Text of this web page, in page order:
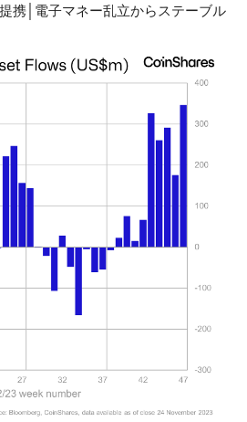
携│電子マネー乱立からステーブル